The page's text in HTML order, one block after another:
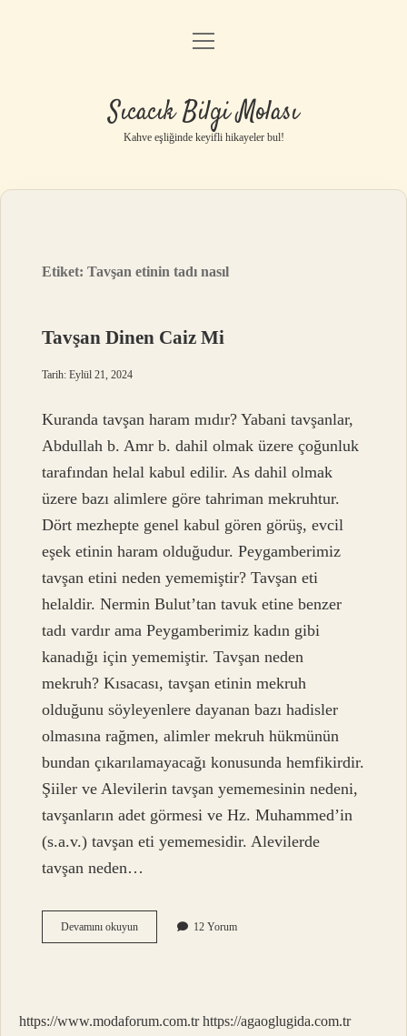
Anasayfa
Yasal Uyarı
menüyü
Sıcacık Bilgi Molası
Kahve eşliğinde keyifli hikayeler bul!
Etiket:Tavşan etinin tadı nasıl
Tavşan Dinen Caiz Mi
Tarih: Eylül 21, 2024
Kuranda tavşan haram mıdır? Yabani tavşanlar,
Abdullah b. Amr b. dahil olmak üzere çoğunluk
tarafından helal kabul edilir. As dahil olmak
üzere bazı alimlere göre tahriman mekruhtur.
Dört mezhepte genel kabul gören görüş, evcil
eşek etinin haram olduğudur. Peygamberimiz
tavşan etini neden yememiştir? Tavşan eti
helaldir. Nermin Bulut’tan tavuk etine benzer
tadı vardır ama Peygamberimiz kadın gibi
kanadığı için yememiştir. Tavşan neden
mekruh? Kısacası, tavşan etinin mekruh
olduğunu söyleyenlere dayanan bazı hadisler
olmasına rağmen, alimler mekruh hükmünün
bundan çıkarılamayacağı konusunda hemfikirdir.
Şiiler ve Alevilerin tavşan yememesinin nedeni,
tavşanların adet görmesi ve Hz. Muhammed’in
(s.a.v.) tavşan eti yememesidir. Alevilerde
tavşan neden…
Devamını okuyunTavşan
Dinen
12 Yorum
https://www.modaforum.com.tr https://agaoglugida.com.tr